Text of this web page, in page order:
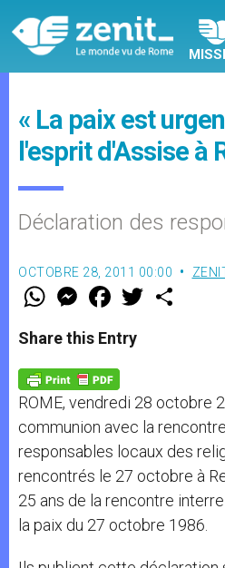
« La paix est
l'esprit d'Assise à
Déclaration des
OCTOBRE 28, 2011 00:00
W
t
s
p
p
M
e
s
e
g
e
r
F
a
e
b
o
k
w
Share this Entry
ROME, vendredi 28 octobre
communion avec la
responsables locaux des
rencontrés le 27 octobre à
25 ans de la rencontre
la paix du 27 octobre 1986.